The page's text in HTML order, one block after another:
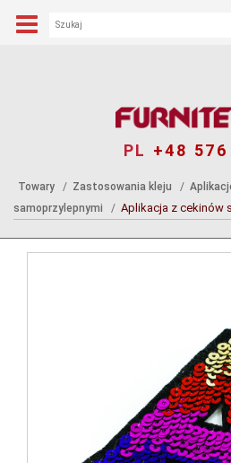
PL +48
Towary Zastosowania kleju
samoprzylepnymi
Aplikacja z cekinów